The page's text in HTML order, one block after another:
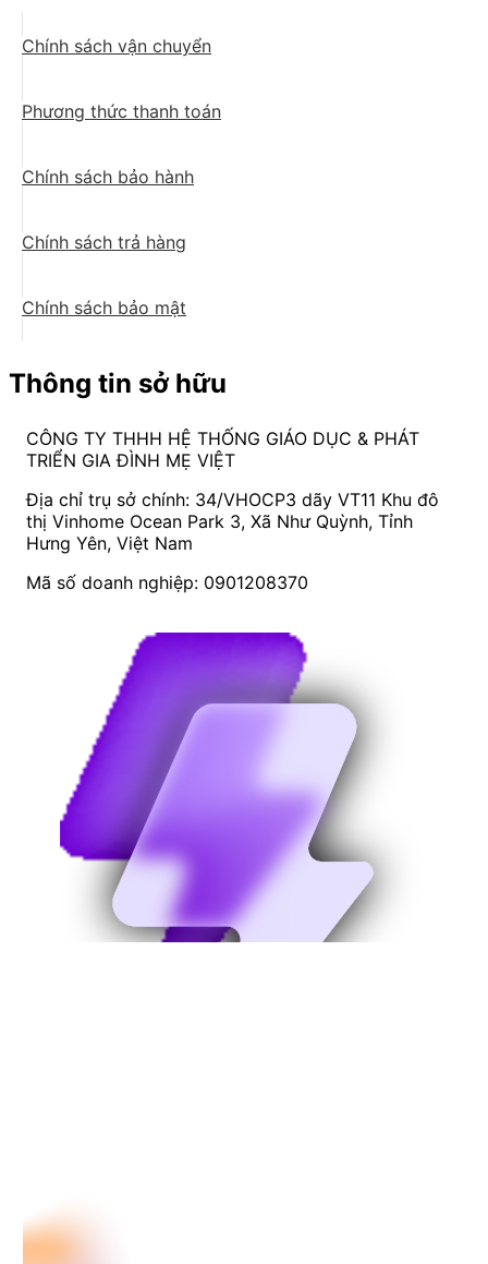
Chính sách vận chuyển
Phương thức thanh toán
Chính sách bảo hành
Chính sách trả hàng
Chính sách bảo mật
Thông tin sở hữu
CÔNG TY THHH HỆ THỐNG GIÁO DỤC & PHÁT
TRIỂN GIA ĐÌNH MẸ VIỆT
Địa chỉ trụ sở chính: 34/VHOCP3 dãy VT11 Khu đô
thị Vinhome Ocean Park 3, Xã Như Quỳnh, Tỉnh
Hưng Yên, Việt Nam
Mã số doanh nghiệp: 0901208370
Đội ngũ Mẹ Việt luôn trực hàng ngày để hướng